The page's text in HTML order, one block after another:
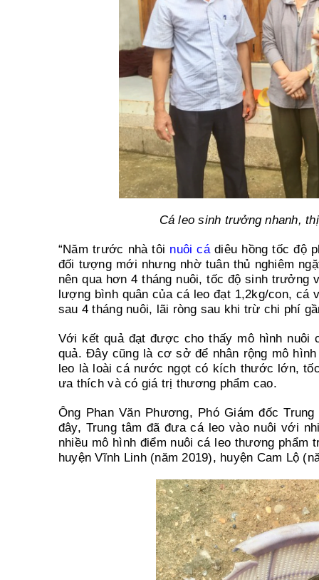
Cá leo sinh trưởng nhanh,
“Năm trước nhà tôi nuôi cádiêu hồng tốc độ
đối tượng mới nhưng nhờ tuân thủ nghiêm
nên qua hơn 4 tháng nuôi, tốc độ sinh
lượng bình quân của cá leo đạt 1,2kg/con,
sau 4 tháng nuôi, lãi ròng sau khi trừ chi phí
Với kết quả đạt được cho thấy mô hình nuôi
quả. Đây cũng là cơ sở để nhân rộng mô
leo là loài cá nước ngọt có kích thước lớn,
ưa thích và có giá trị thương phẩm cao.
Ông Phan Văn Phương, Phó Giám đốc
đây, Trung tâm đã đưa cá leo vào nuôi với
nhiều mô hình điểm nuôi cá leo thương
huyện Vĩnh Linh (năm 2019), huyện Cam Lộ